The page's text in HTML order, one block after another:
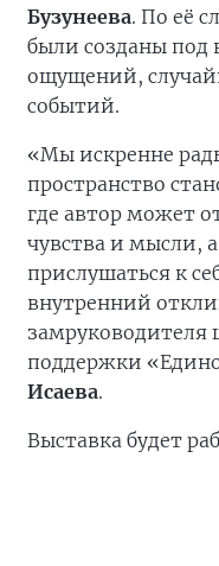
Бузунеева. По её
были созданы под
ощущений,
событий.
«Мы искренне
пространство
где автор может
чувства и мысли,
прислушаться к
внутренний
замруководителя
поддержки
Исаева.
Выставка будет